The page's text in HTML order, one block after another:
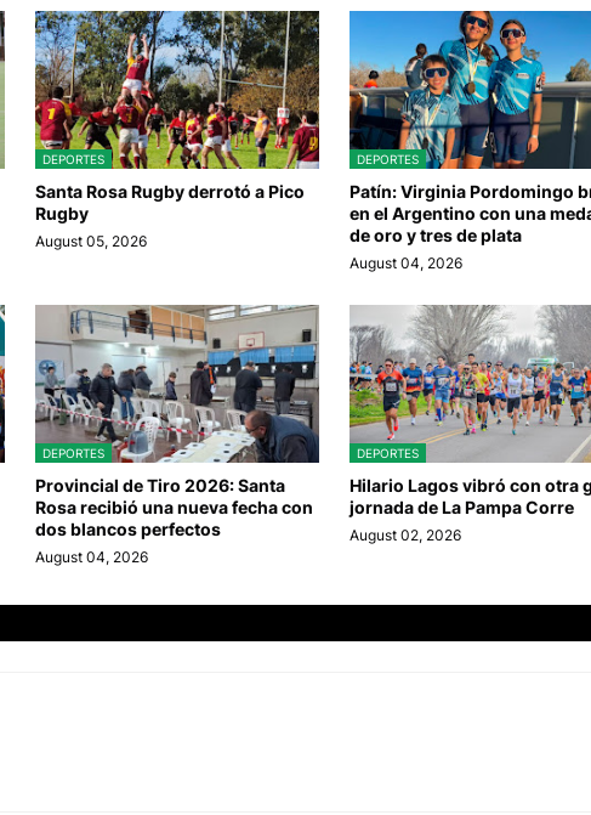
DEPORTES
Santa Rosa Rugby derrotó a Pico
Rugby
August 05, 2026
DEPORTES
Patín: Virginia Pordomingo
en el Argentino con una
de oro y tres de plata
August 04, 2026
DEPORTES
Provincial de Tiro 2026: Santa
Rosa recibió una nueva fecha con
dos blancos perfectos
August 04, 2026
DEPORTES
Hilario Lagos vibró con otra
jornada de La Pampa Corre
August 02, 2026